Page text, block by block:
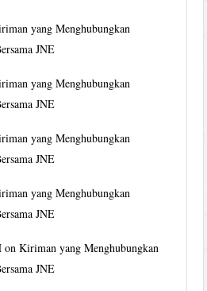
yang Menghubungkan
JNE
yang Menghubungkan
JNE
yang Menghubungkan
JNE
yang Menghubungkan
JNE
onKiriman yang Menghubungkan
JNE